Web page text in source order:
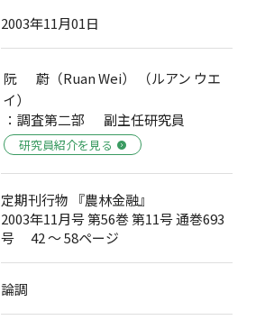
2003年11月01日
阮 蔚（Ruan Wei） （ルアン ウエ
イ）
：調査第二部 副主任研究員
研究員紹介を見る
定期刊行物 『農林金融』
2003年11月号 第56巻 第11号 通巻693
号 42 ～ 58ページ
論調